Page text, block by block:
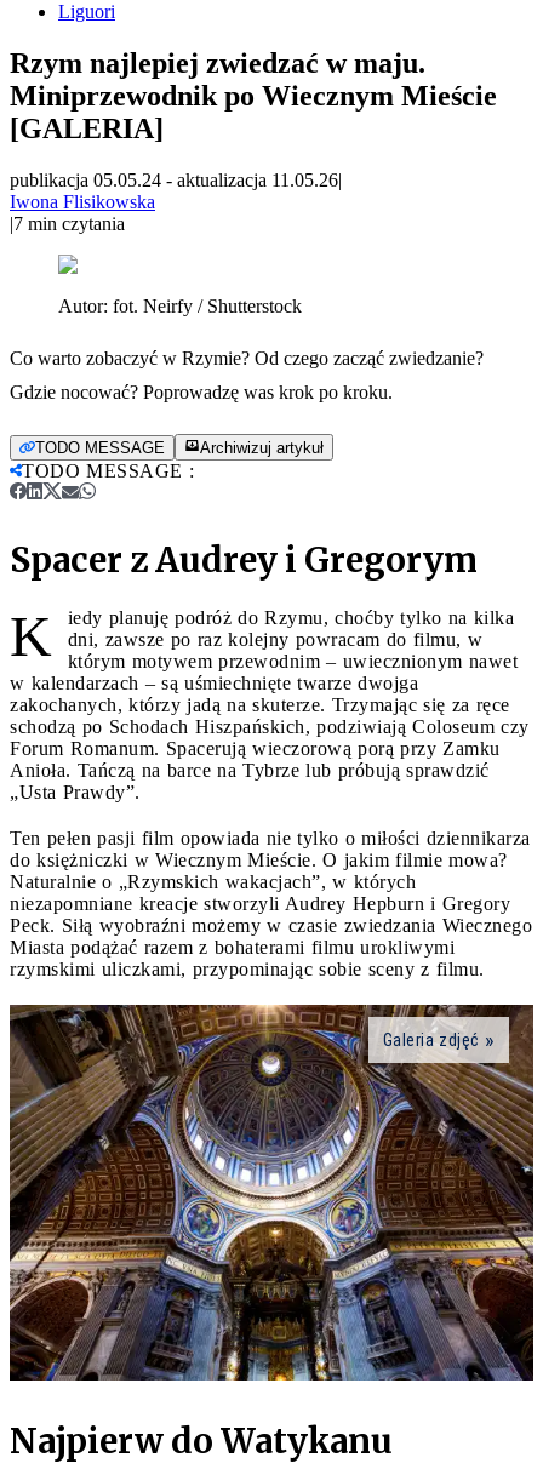
Liguori
Rzym najlepiej zwiedzać w maju.
Miniprzewodnik po Wiecznym Mieście
[GALERIA]
publikacja 05.05.24 - aktualizacja 11.05.26|
Iwona Flisikowska
|7 min czytania
Autor: fot. Neirfy / Shutterstock
Co warto zobaczyć w Rzymie? Od czego zacząć zwiedzanie?
Gdzie nocować? Poprowadzę was krok po kroku.
TODO MESSAGE Archiwizuj artykuł
TODO MESSAGE :
Spacer z Audrey i Gregorym
K
iedy planuję podróż do Rzymu, choćby tylko na kilka
dni, zawsze po raz kolejny powracam do filmu, w
którym motywem przewodnim – uwiecznionym nawet
w kalendarzach – są uśmiechnięte twarze dwojga
zakochanych, którzy jadą na skuterze. Trzymając się za ręce
schodzą po Schodach Hiszpańskich, podziwiają Coloseum czy
Forum Romanum. Spacerują wieczorową porą przy Zamku
Anioła. Tańczą na barce na Tybrze lub próbują sprawdzić
„Usta Prawdy”.
Ten pełen pasji film opowiada nie tylko o miłości dziennikarza
do księżniczki w Wiecznym Mieście. O jakim filmie mowa?
Naturalnie o „Rzymskich wakacjach”, w których
niezapomniane kreacje stworzyli Audrey Hepburn i Gregory
Peck. Siłą wyobraźni możemy w czasie zwiedzania Wiecznego
Miasta podążać razem z bohaterami filmu urokliwymi
rzymskimi uliczkami, przypominając sobie sceny z filmu.
Galeria zdjęć
Najpierw do Watykanu